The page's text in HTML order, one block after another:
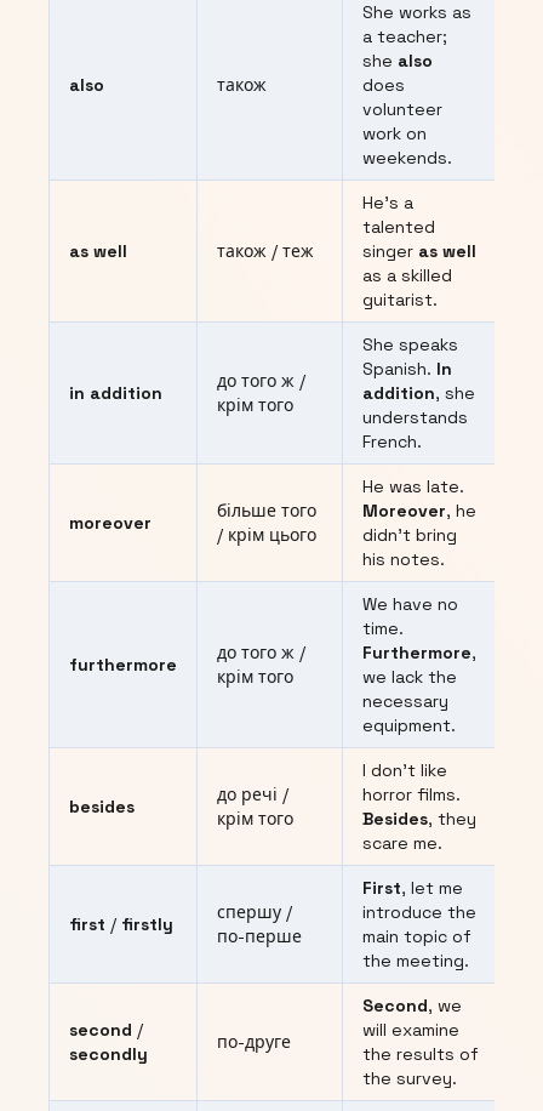
also також
She works as
a teacher;
she also
does
volunteer
work on
weekends.
as well також / теж
He’s a
talented
singer as well
as a skilled
guitarist.
in addition
до того ж /
крім того
She speaks
Spanish. In
addition, she
understands
French.
moreover
більше того
/ крім цього
He was late.
Moreover, he
didn’t bring
his notes.
furthermore
до того ж /
крім того
We have no
time.
Furthermore,
we lack the
necessary
equipment.
besides
до речі /
крім того
I don’t like
horror films.
Besides, they
scare me.
first / firstly
спершу /
по-перше
First, let me
introduce the
main topic of
the meeting.
second /
secondly
по-друге
Second, we
will examine
the results of
the survey.